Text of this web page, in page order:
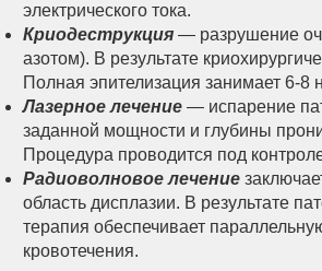
электрического тока.
Криодеструкция — разрушение
азотом). В результате
Полная эпителизация занимает 6-8
Лазерное лечение — испарение
заданной мощности и глубины
Процедура проводится под
Радиоволновое лечение
область дисплазии. В результате
терапия обеспечивает
кровотечения.